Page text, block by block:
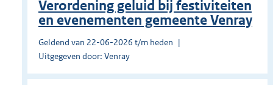
Verordening geluid bij festiviteiten
en evenementen gemeente Venray
Geldend van 22-06-2026 t/m heden
Uitgegeven door: Venray